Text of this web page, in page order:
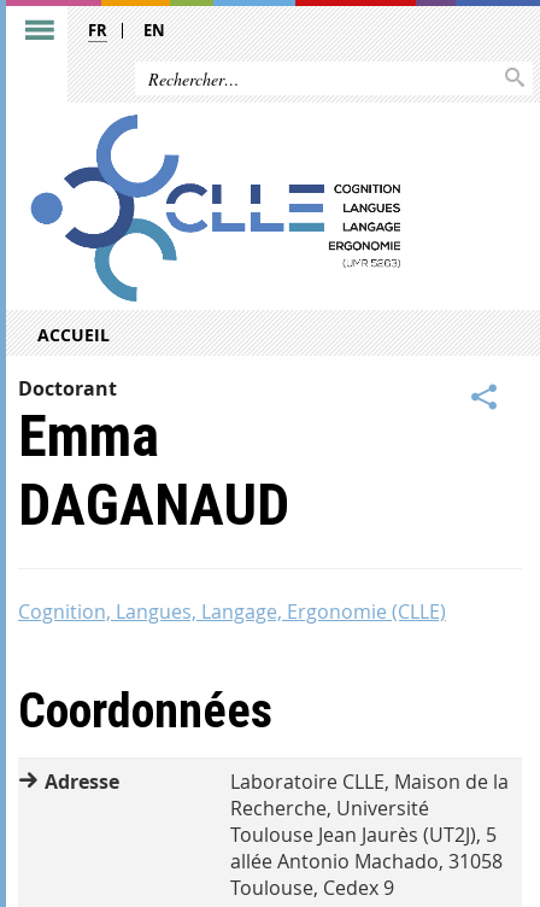
FR EN
ACCUEIL
Doctorant
Emma
DAGANAUD
Cognition, Langues, Langage, Ergonomie (CLLE)
Coordonnées
Adresse
Laboratoire CLLE, Maison de la
Recherche, Université
Toulouse Jean Jaurès (UT2J), 5
allée Antonio Machado, 31058
Toulouse, Cedex 9